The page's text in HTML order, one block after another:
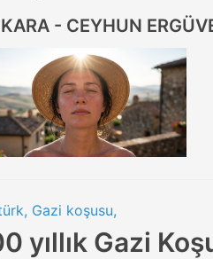
- CEYHUN
Gazi koşusu,
yıllık Gazi